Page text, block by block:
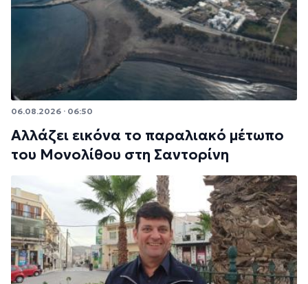
06.08.2026 · 06:50
Αλλάζει εικόνα το παραλιακό μέτωπο
του Μονολίθου στη Σαντορίνη